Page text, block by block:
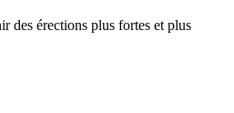
des érections plus fortes et plus